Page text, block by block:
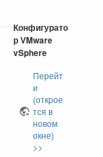
Конфигурато
р VMware
vSphere
Перейт
и
(открое
тся в
новом
окне)
>>